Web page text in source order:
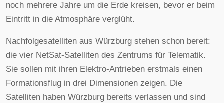
noch mehrere Jahre um die Erde kreisen, bevor er beim
Eintritt in die Atmosphäre verglüht.
Nachfolgesatelliten aus Würzburg stehen schon bereit:
die vier NetSat-Satelliten des Zentrums für Telematik.
Sie sollen mit ihren Elektro-Antrieben erstmals einen
Formationsflug in drei Dimensionen zeigen. Die
Satelliten haben Würzburg bereits verlassen und sind